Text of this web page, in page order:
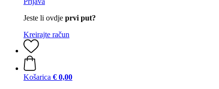
Jeste li ovdje prvi put?
Kreirajte račun
Košarica € 0,00